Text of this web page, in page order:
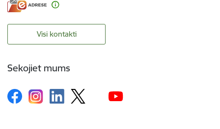
Visi kontakti
Sekojiet mums